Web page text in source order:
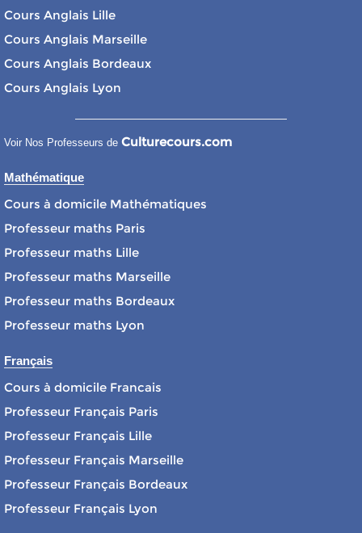
Cours Anglais Lille
Cours Anglais Marseille
Cours Anglais Bordeaux
Cours Anglais Lyon
Voir Nos Professeurs de Culturecours.com
Mathématique
Cours à domicile Mathématiques
Professeur maths Paris
Professeur maths Lille
Professeur maths Marseille
Professeur maths Bordeaux
Professeur maths Lyon
Français
Cours à domicile Francais
Professeur Français Paris
Professeur Français Lille
Professeur Français Marseille
Professeur Français Bordeaux
Professeur Français Lyon